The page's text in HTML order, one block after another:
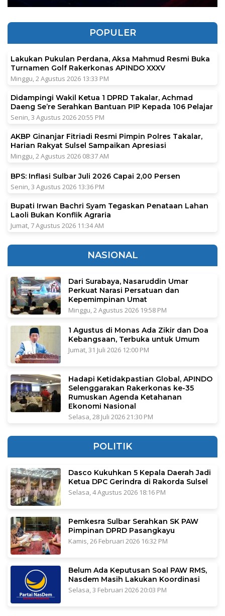
POPULER
Lakukan Pukulan Perdana, Aksa Mahmud Resmi Buka
Turnamen Golf Rakerkonas APINDO XXXV
Minggu, 2 Agustus 2026 13:33 PM
Didampingi Wakil Ketua 1 DPRD Takalar, Achmad
Daeng Se’re Serahkan Bantuan PIP Kepada 106 Pelajar
Senin, 3 Agustus 2026 20:55 PM
AKBP Ginanjar Fitriadi Resmi Pimpin Polres Takalar,
Harian Rakyat Sulsel Sampaikan Apresiasi
Minggu, 2 Agustus 2026 08:37 AM
BPS: Inflasi Sulbar Juli 2026 Capai 2,00 Persen
Senin, 3 Agustus 2026 13:36 PM
Bupati Irwan Bachri Syam Tegaskan Penataan Lahan
Laoli Bukan Konflik Agraria
Jumat, 7 Agustus 2026 11:34 AM
NASIONAL
Dari Surabaya, Nasaruddin Umar
Perkuat Narasi Persatuan dan
Kepemimpinan Umat
Minggu, 2 Agustus 2026 19:58 PM
1 Agustus di Monas Ada Zikir dan Doa
Kebangsaan, Terbuka untuk Umum
Jumat, 31 Juli 2026 12:00 PM
Hadapi Ketidakpastian Global, APINDO
Selenggarakan Rakerkonas ke-35
Rumuskan Agenda Ketahanan
Ekonomi Nasional
Selasa, 28 Juli 2026 21:30 PM
POLITIK
Dasco Kukuhkan 5 Kepala Daerah Jadi
Ketua DPC Gerindra di Rakorda Sulsel
Selasa, 4 Agustus 2026 18:16 PM
Pemkesra Sulbar Serahkan SK PAW
Pimpinan DPRD Pasangkayu
Kamis, 26 Februari 2026 16:32 PM
Belum Ada Keputusan Soal PAW RMS,
Nasdem Masih Lakukan Koordinasi
Selasa, 3 Februari 2026 20:03 PM